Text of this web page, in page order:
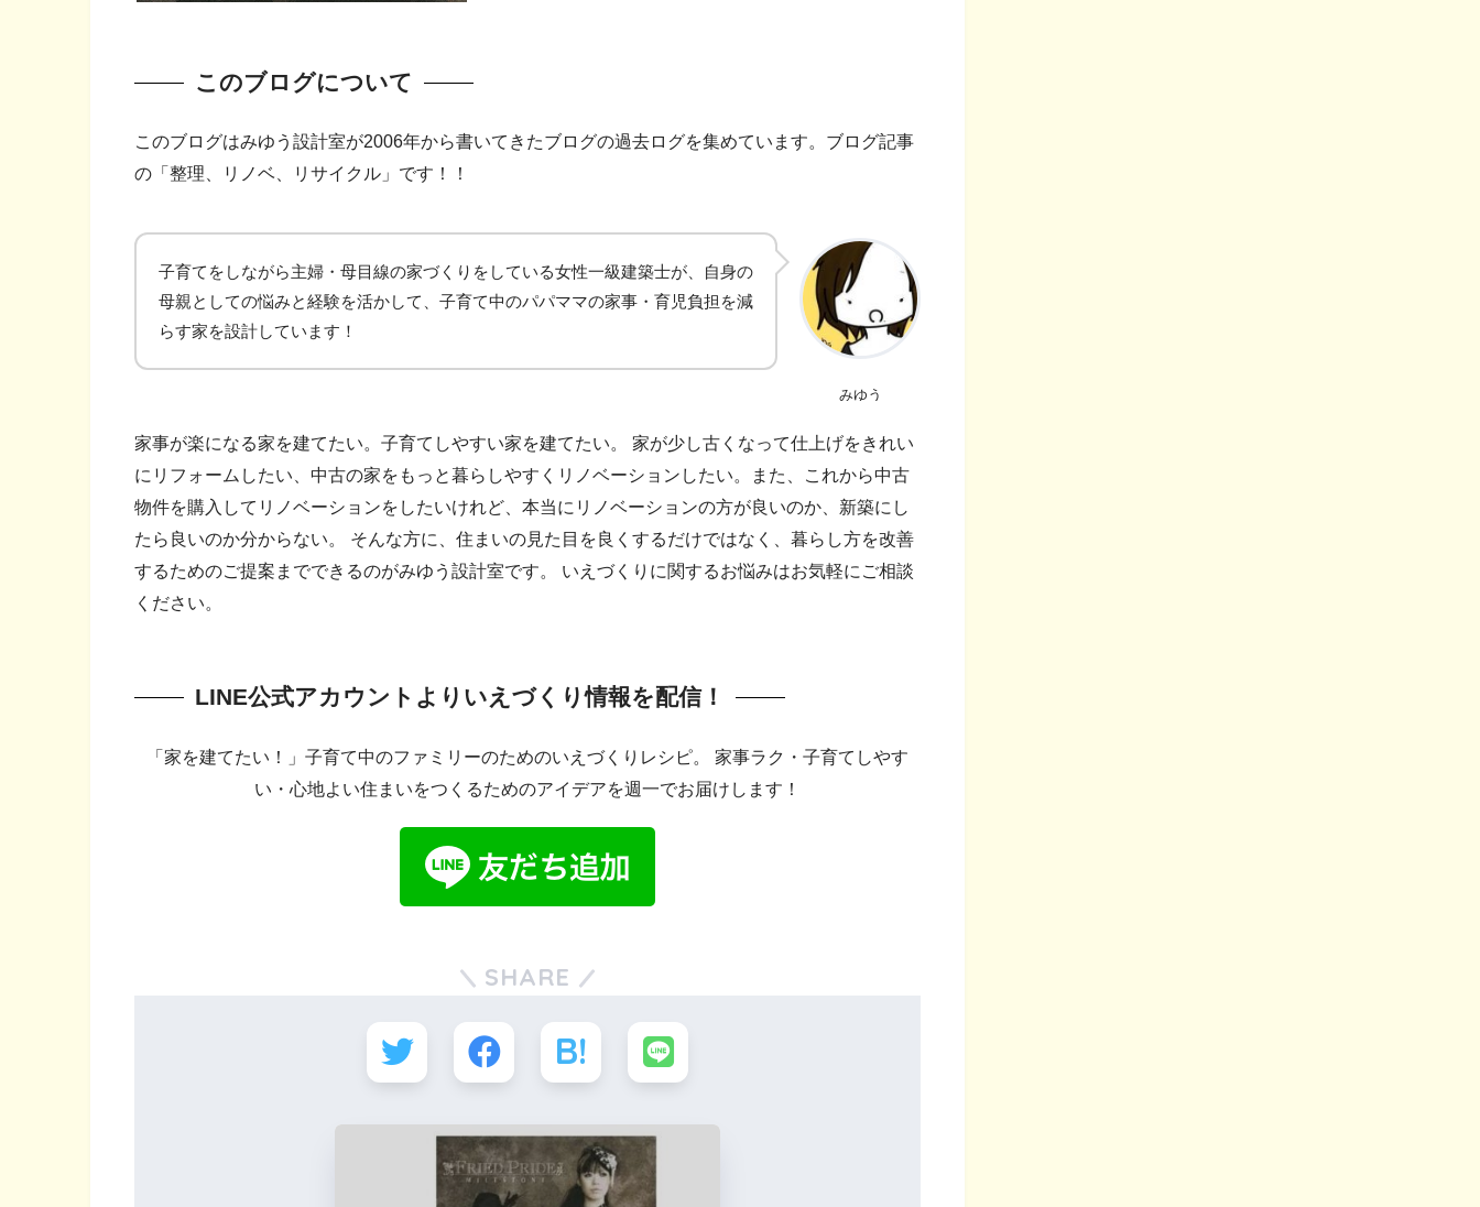
このブログについて
このブログはみゆう設計室が2006年から書いてきたブログの過去ログを集めています。ブログ記事
の「整理、リノベ、リサイクル」です！！
子育てをしながら主婦・母目線の家づくりをしている女性一級建築士が、自身の
母親としての悩みと経験を活かして、子育て中のパパママの家事・育児負担を減
らす家を設計しています！
みゆう
家事が楽になる家を建てたい。子育てしやすい家を建てたい。 家が少し古くなって仕上げをきれい
にリフォームしたい、中古の家をもっと暮らしやすくリノベーションしたい。また、これから中古
物件を購入してリノベーションをしたいけれど、本当にリノベーションの方が良いのか、新築にし
たら良いのか分からない。 そんな方に、住まいの見た目を良くするだけではなく、暮らし方を改善
するためのご提案までできるのがみゆう設計室です。 いえづくりに関するお悩みはお気軽にご相談
ください。
LINE公式アカウントよりいえづくり情報を配信！
「家を建てたい！」子育て中のファミリーのためのいえづくりレシピ。 家事ラク・子育てしやす
い・心地よい住まいをつくるためのアイデアを週一でお届けします！
SHARE